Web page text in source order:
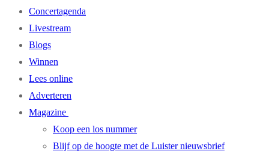
Concertagenda
Livestream
Blogs
Winnen
Lees online
Adverteren
Magazine
Koop een los nummer
Blijf op de hoogte met de Luister nieuwsbrief